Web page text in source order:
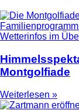
Montgolfiade
Weiterlesen »